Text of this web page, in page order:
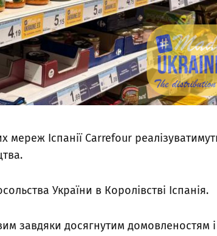
мереж Іспанії Carrefour
України в Королівстві Іспанія.
завдяки досягнутим домовленостям і